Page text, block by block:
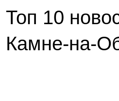
Топ 10
Камне-на-